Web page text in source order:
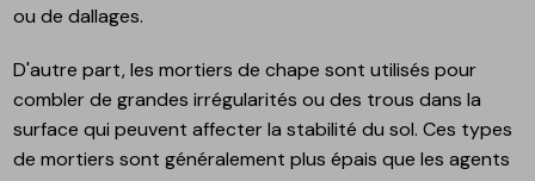
ou de dallages.
D'autre part, les mortiers de chape sont utilisés pour
combler de grandes irrégularités ou des trous dans la
surface qui peuvent affecter la stabilité du sol. Ces types
de mortiers sont généralement plus épais que les agents